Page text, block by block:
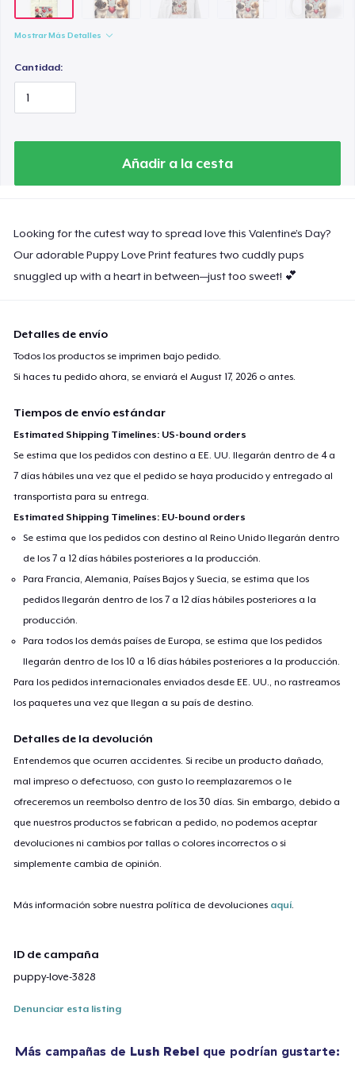
Mostrar Más Detalles
Cantidad:
Añadir a la cesta
Looking for the cutest way to spread love this Valentine’s Day?
Our adorable Puppy Love Print features two cuddly pups
snuggled up with a heart in between—just too sweet! 💕
Detalles de envío
Todos los productos se imprimen bajo pedido.
Si haces tu pedido ahora, se enviará elAugust 17, 2026 o antes.
Tiempos de envío estándar
Estimated Shipping Timelines: US-bound orders
Se estima que los pedidos con destino a EE. UU. llegarán dentro de 4 a
7 días hábiles una vez que el pedido se haya producido y entregado al
transportista para su entrega.
Estimated Shipping Timelines: EU-bound orders
Se estima que los pedidos con destino al Reino Unido llegarán dentro
de los 7 a 12 días hábiles posteriores a la producción.
Para Francia, Alemania, Países Bajos y Suecia, se estima que los
pedidos llegarán dentro de los 7 a 12 días hábiles posteriores a la
producción.
Para todos los demás países de Europa, se estima que los pedidos
llegarán dentro de los 10 a 16 días hábiles posteriores a la producción.
Para los pedidos internacionales enviados desde EE. UU., no rastreamos
los paquetes una vez que llegan a su país de destino.
Detalles de la devolución
Entendemos que ocurren accidentes. Si recibe un producto dañado,
mal impreso o defectuoso, con gusto lo reemplazaremos o le
ofreceremos un reembolso dentro de los 30 días. Sin embargo, debido a
que nuestros productos se fabrican a pedido, no podemos aceptar
devoluciones ni cambios por tallas o colores incorrectos o si
simplemente cambia de opinión.
Más información sobre nuestra política de devoluciones aquí
ID de campaña
puppy-love-3828
Denunciar esta listing
Más campañas de Lush Rebel que podrían gustarte: